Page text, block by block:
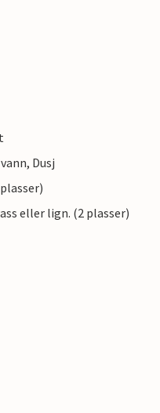
Dusj
eller lign. (2 plasser)